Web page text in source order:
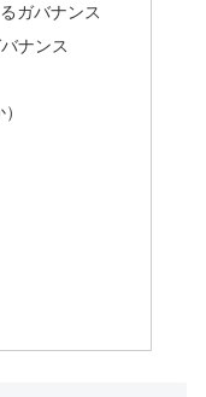
ガバナンス
ナンス